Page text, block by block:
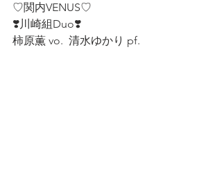
♡関内VENUS♡
❣️川崎組Duo❣️
柿原薫 vo.  清水ゆかり pf.